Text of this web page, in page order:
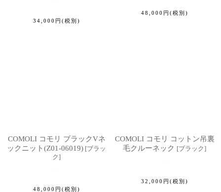
34,000 円 (税別)
48,000 円 (税別)
COMOLI コモリ ブラックVネ
ックニット(Z01-06019) [ブラッ
ク]
48,000 円 (税別)
COMOLI コモリ コットン吊裏
毛クルーネック [ブラック]
32,000 円 (税別)